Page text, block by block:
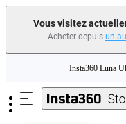
Vous visitez
Acheter depuis un
Insta360 Luna
Échangez votre ancien